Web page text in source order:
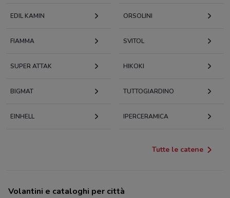
EDIL KAMIN ORSOLINI
FIAMMA SVITOL
SUPER ATTAK HIKOKI
BIGMAT TUTTOGIARDINO
EINHELL IPERCERAMICA
Tutte le catene
Volantini e cataloghi per città